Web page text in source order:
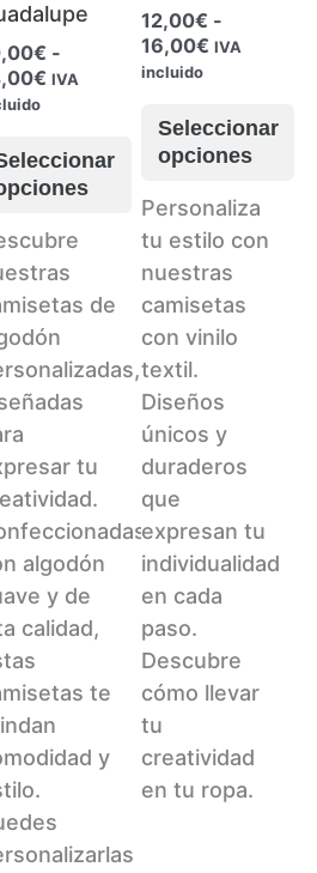
€ -
€Rango
desde
10,00€
hasta
14,00€
IVA
de
tu
algodón
y de
calidad,
te
y
12,00€ -
16,00€ Rango
desde
12,00€
hasta
16,00€
IVA
incluido
Seleccionar
opciones
Este
producto
tiene
múltiples
variantes.
Las
opciones
se
pueden
elegir
en
la
página
de
producto
Personaliza
tu estilo con
nuestras
camisetas
con vinilo
textil.
Diseños
únicos y
duraderos
que
expresan tu
individualidad
en cada
paso.
Descubre
cómo llevar
tu
creatividad
en tu ropa.